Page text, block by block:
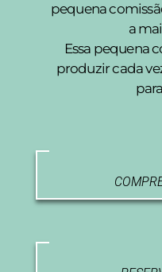
pequena
a
Essa pequena
produzir cada